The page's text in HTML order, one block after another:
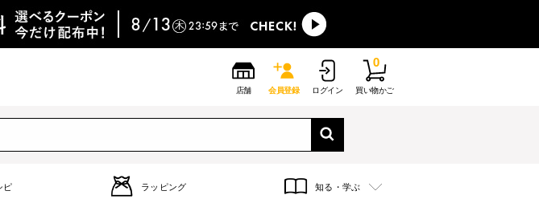
店舗 会員登録 ログイン 買い物かご
0
ピ ラッピング 知る・学ぶ